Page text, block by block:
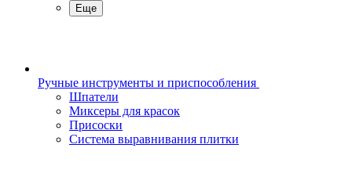
Еще
Ручные инструменты и приспособления
Шпатели
Миксеры для красок
Присоски
Система выравнивания плитки